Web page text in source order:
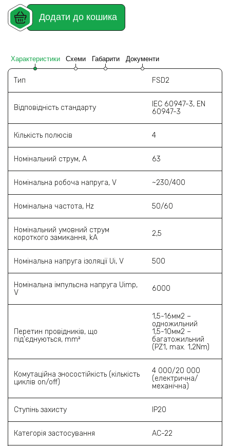
Додати до кошика
Характеристики Схеми Габарити Документи
Тип FSD2
Відповідність стандарту
IEC 60947-3, EN
60947-3
Кількість полюсів 4
Номінальний струм, А 63
Номінальна робоча напруга, V ~230/400
Номінальна частота, Hz 50/60
Номінальний умовний струм
короткого замикання, kA
2,5
Номінальна напруга ізоляції Ui, V 500
Номінальна імпульсна напруга Uimp,
V
6000
Перетин провідників, що
під’єднуються, mm²
1,5-16мм2 –
одножильний
1,5-10мм2 –
багатожильний
(PZ1, max. 1,2Nm)
Комутаційна зносостійкість (кількість
циклів on/off)
4 000/20 000
(електрична/
механічна)
Ступінь захисту IP20
Категорія застосування АС-22